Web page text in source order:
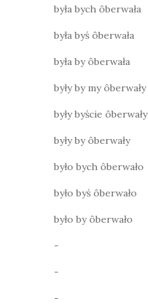
była bych ôberwała
była byś ôberwała
była by ôberwała
były by my ôberwały
były byście ôberwały
były by ôberwały
było bych ôberwało
było byś ôberwało
było by ôberwało
-
-
-